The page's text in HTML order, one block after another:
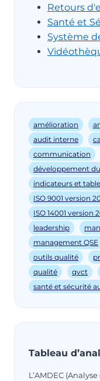
Retours
Santé et
Système
amélioration
audit interne
communication
développement
indicateurs et
ISO 9001 version
ISO 14001 version
leadership
management QSE
outils qualité
qualité
qvct
santé et sécurité
Tableau
L’AMDEC